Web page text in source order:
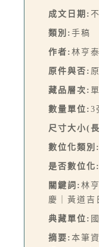
成文日期:
類別: 手稿
作者: 林亨泰
原件與否:
藏品層次:
數量單位: 3
尺寸大小(
數位化類別:
是否數位化:
關鍵詞: 林
慶｜黃道吉
典藏單位:
摘要: 本筆